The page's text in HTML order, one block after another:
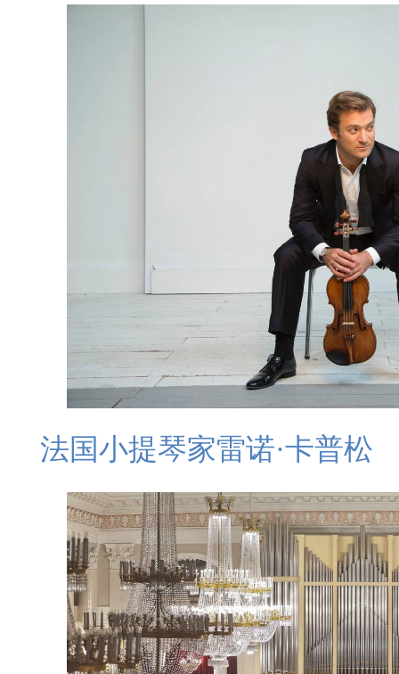
法国小提琴家雷诺·卡普松